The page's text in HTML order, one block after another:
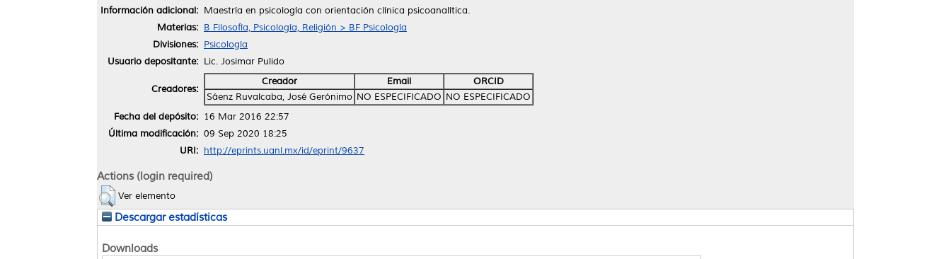
Información adicional: Maestría en psicología con orientación clínica psicoanalítica.
Materias: B Filosofía, Psicología, Religión > BF Psicología
Divisiones: Psicología
Usuario depositante: Lic. Josimar Pulido
Creadores:
Creador Email
ORCID
Sáenz Ruvalcaba, José Gerónimo NO ESPECIFICADO NO ESPECIFICADO
Fecha del depósito: 16 Mar 2016 22:57
Última modificación: 09 Sep 2020 18:25
URI: http://eprints.uanl.mx/id/eprint/9637
Actions (login required)
Ver elemento
Descargar estadísticas
Downloads